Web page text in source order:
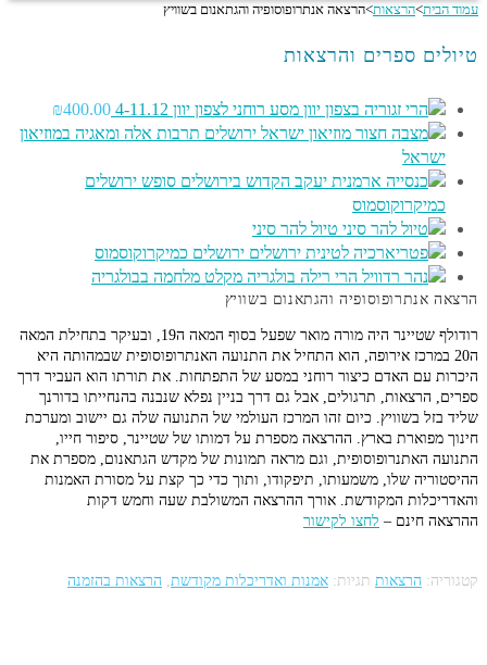
עמוד הבית>הרצאות>הרצאה אנתרופוסופיה והגתאנום בשוויץ
טיולים ספרים והרצאות
מסע רוחני לצפון יוון 4-11.12 ₪400.00
תרבות אלה ומאגיה במוזיאון
ישראל
סופש ירושלים
כמיקרוקוסמוס
טיול להר סיני
ירושלים כמיקרוקוסמוס
מקלט מלחמה בבולגריה
הרצאה אנתרופוסופיה והגתאנום בשוויץ
רודולף שטיינר היה מורה מואר שפעל בסוף המאה ה19, ובעיקר בתחילת המאה
ה20 במרכז אירופה, הוא התחיל את התנועה האנתרופוסופית שבמהותה היא
היכרות עם האדם כיצור רוחני במסע של התפתחות. את תורתו הוא העביר דרך
ספרים, הרצאות, תרגולים, אבל גם דרך בניין נפלא שנבנה בהנחייתו בדורנך
שליד בזל בשוויץ. כיום זהו המרכז העולמי של התנועה שלה גם יישוב ומערכת
חינוך מפוארת בארץ. ההרצאה מספרת על דמותו של שטיינר, סיפור חייו,
התנועה האתנרופוסופית, וגם מראה תמונות של מקדש הגתאנום, מספרת את
ההיסטוריה שלו, משמעותו, תיפקודו, ותוך כדי כך קצת על מסורת האמנות
והאדריכלות המקודשת. אורך ההרצאה המשולבת שעה וחמש דקות
ההרצאה חינם – לחצו לקישור
קטגוריה: הרצאות תגיות: אמנות ואדריכלות מקודשת הרצאות בהזמנה